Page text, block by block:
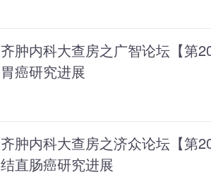
齐肿内科大查房之广智论坛【第
胃癌研究进展
齐肿内科大查房之济众论坛【第
结直肠癌研究进展